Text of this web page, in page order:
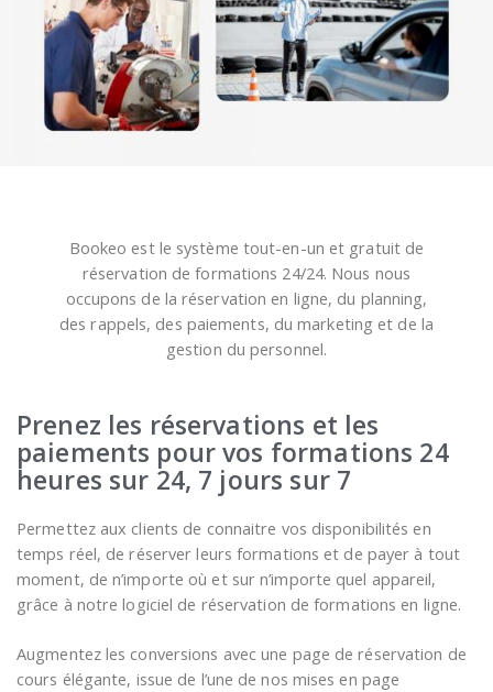
Bookeo est le système tout-en-un et gratuit de
réservation de formations 24/24. Nous nous
occupons de la réservation en ligne, du planning,
des rappels, des paiements, du marketing et de la
gestion du personnel.
Prenez les réservations et les
paiements pour vos formations 24
heures sur 24, 7 jours sur 7
Permettez aux clients de connaitre vos disponibilités en
temps réel, de réserver leurs formations et de payer à tout
moment, de n’importe où et sur n’importe quel appareil,
grâce à notre logiciel de réservation de formations en ligne.
Augmentez les conversions avec une page de réservation de
cours élégante, issue de l’une de nos mises en page